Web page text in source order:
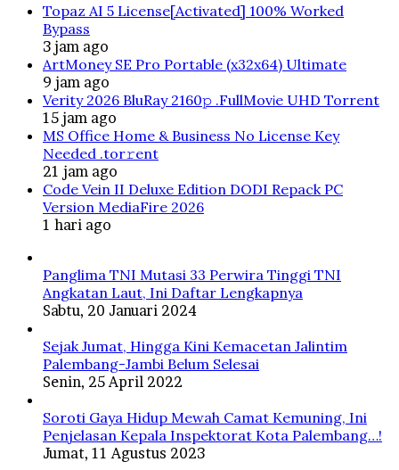
Topaz AI 5 License[Activated] 100% Worked
Bypass
3 jam ago
ArtMoney SE Pro Portable (x32x64) Ultimate
9 jam ago
Verity 2026 BluRay 2160𝚙 .FullMov𝗂e UHD Torrent
15 jam ago
MS Office Home & Business No License Key
Needed .tоr𝚛еnt
21 jam ago
Code Vein II Deluxe Edition DODI Repack PC
Version MediaFire 2026
1 hari ago
Panglima TNI Mutasi 33 Perwira Tinggi TNI
Angkatan Laut, Ini Daftar Lengkapnya
Sabtu, 20 Januari 2024
Sejak Jumat, Hingga Kini Kemacetan Jalintim
Palembang-Jambi Belum Selesai
Senin, 25 April 2022
Soroti Gaya Hidup Mewah Camat Kemuning, Ini
Penjelasan Kepala Inspektorat Kota Palembang…!
Jumat, 11 Agustus 2023